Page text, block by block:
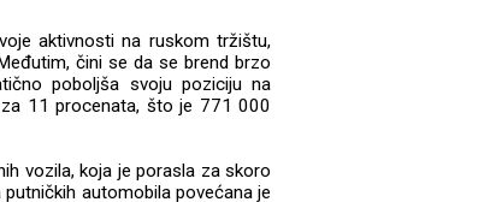
aktivnosti na ruskom tržištu,
čini se da se brend brzo
poboljša svoju poziciju na
11 procenata, što je 771 000
vozila, koja je porasla za skoro
automobila povećana je